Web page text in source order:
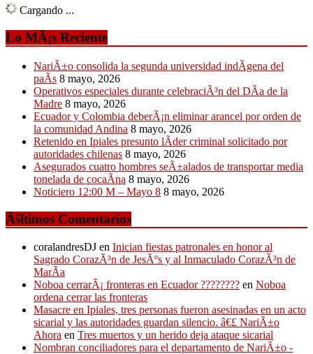
Cargando ...
Lo MÃ¡s Reciente
NariÃ±o consolida la segunda universidad indÃ­gena del
paÃ­s 8 mayo, 2026
Operativos especiales durante celebraciÃ³n del DÃ­a de la
Madre 8 mayo, 2026
Ecuador y Colombia deberÃ¡n eliminar arancel por orden de
la comunidad Andina 8 mayo, 2026
Retenido en Ipiales presunto lÃ­der criminal solicitado por
autoridades chilenas 8 mayo, 2026
Asegurados cuatro hombres seÃ±alados de transportar media
tonelada de cocaÃ­na 8 mayo, 2026
Noticiero 12:00 M – Mayo 8 8 mayo, 2026
Ãšltimos Comentarios
coralandresDJ en Inician fiestas patronales en honor al
Sagrado CorazÃ³n de JesÃºs y al Inmaculado CorazÃ³n de
MarÃ­a
Noboa cerrarÃ¡ fronteras en Ecuador ???????? en Noboa
ordena cerrar las fronteras
Masacre en Ipiales, tres personas fueron asesinadas en un acto
sicarial y las autoridades guardan silencio. â€£ NariÃ±o
Ahora en Tres muertos y un herido deja ataque sicarial
Nombran conciliadores para el departamento de NariÃ±o -